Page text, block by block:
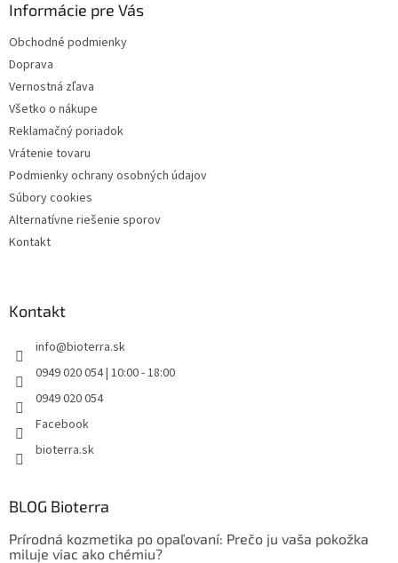
Informácie pre Vás
Obchodné podmienky
Doprava
Vernostná zľava
Všetko o nákupe
Reklamačný poriadok
Vrátenie tovaru
Podmienky ochrany osobných údajov
Súbory cookies
Alternatívne riešenie sporov
Kontakt
Kontakt
info@bioterra.sk
0949 020 054 | 10:00 - 18:00
0949 020 054
Facebook
bioterra.sk
BLOG Bioterra
Prírodná kozmetika po opaľovaní: Prečo ju vaša pokožka
miluje viac ako chémiu?